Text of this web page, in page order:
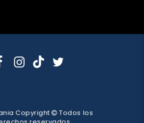
Copyright
Todos los